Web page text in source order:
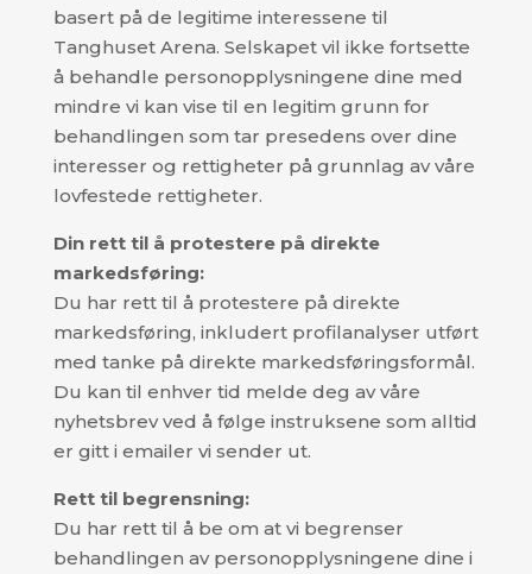
basert på de legitime interessene til
Tanghuset Arena. Selskapet vil ikke fortsette
å behandle personopplysningene dine med
mindre vi kan vise til en legitim grunn for
behandlingen som tar presedens over dine
interesser og rettigheter på grunnlag av våre
lovfestede rettigheter.
Din rett til å protestere på direkte
markedsføring:
Du har rett til å protestere på direkte
markedsføring, inkludert profilanalyser utført
med tanke på direkte markedsføringsformål.
Du kan til enhver tid melde deg av våre
nyhetsbrev ved å følge instruksene som alltid
er gitt i emailer vi sender ut.
Rett til begrensning:
Du har rett til å be om at vi begrenser
behandlingen av personopplysningene dine i